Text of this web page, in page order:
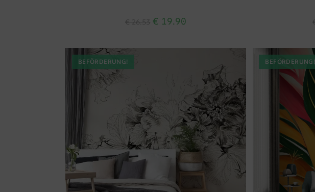
€ 19.90
BEFÖRDERUNG! BEFÖRDERUNG!